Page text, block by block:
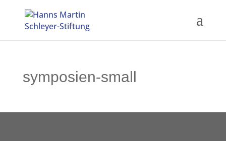
symposien-small